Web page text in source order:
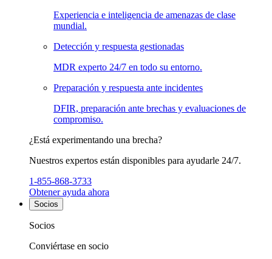
Experiencia e inteligencia de amenazas de clase
mundial.
Detección y respuesta gestionadas
MDR experto 24/7 en todo su entorno.
Preparación y respuesta ante incidentes
DFIR, preparación ante brechas y evaluaciones de
compromiso.
¿Está experimentando una brecha?
Nuestros expertos están disponibles para ayudarle 24/7.
1-855-868-3733
Obtener ayuda ahora
Socios
Socios
Conviértase en socio